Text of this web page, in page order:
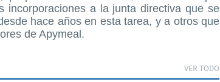
incorporaciones a la junta directiva que se
hace años en esta tarea, y a otros que
de Apymeal.
VER TODO